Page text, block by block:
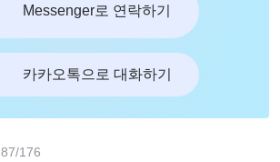
Messenger로 연락하기
카카오톡으로 대화하기
87/176